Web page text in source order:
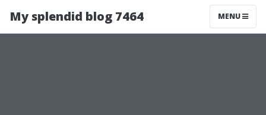
My splendid blog 7464 MENU